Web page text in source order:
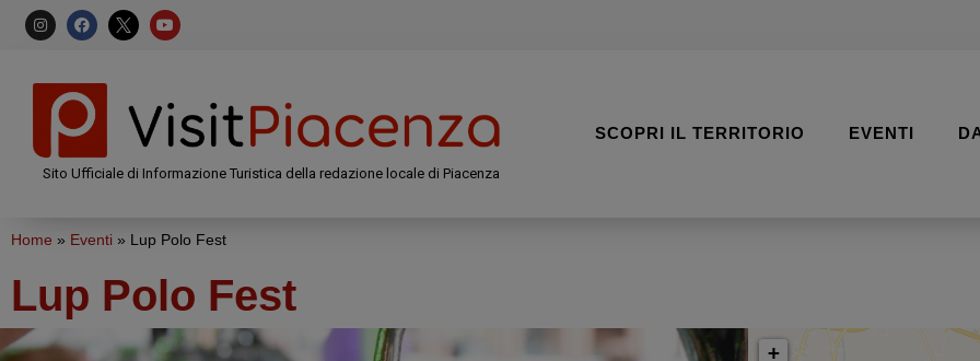
Sito Ufficiale di Informazione Turistica della redazione locale di Piacenza
SCOPRI IL TERRITORIO EVENTI
Home » Eventi » Lup Polo Fest
Lup Polo Fest
+